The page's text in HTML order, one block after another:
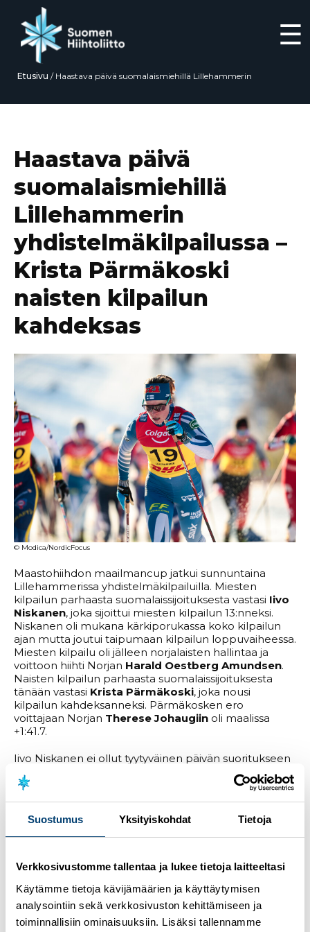
Suostumus Yksityiskohdat Tietoja
Verkkosivustomme tallentaa ja lukee tietoja laitteeltasi
Käytämme tietoja kävijämäärien ja käyttäytymisen
analysointiin sekä verkkosivuston kehittämiseen ja
toiminnallisiin ominaisuuksiin. Lisäksi tallennamme
☰
Etusivu / Haastava päivä suomalaismiehillä Lillehammerin
Haastava päivä
suomalaismiehillä
Lillehammerin
yhdistelmäkilpailussa –
Krista Pärmäkoski
naisten kilpailun
kahdeksas
© Modica/NordicFocus
Maastohiihdon maailmancup jatkui sunnuntaina
Lillehammerissa yhdistelmäkilpailuilla. Miesten
kilpailun parhaasta suomalaissijoituksesta vastasi Iivo
Niskanen, joka sijoittui miesten kilpailun 13:nneksi.
Niskanen oli mukana kärkiporukassa koko kilpailun
ajan mutta joutui taipumaan kilpailun loppuvaiheessa.
Miesten kilpailu oli jälleen norjalaisten hallintaa ja
voittoon hiihti Norjan Harald Oestberg Amundsen.
Naisten kilpailun parhaasta suomalaissijoituksesta
tänään vastasi Krista Pärmäkoski, joka nousi
kilpailun kahdeksanneksi. Pärmäkosken ero
voittajaan Norjan Therese Johaugiin oli maalissa
+1:41.7.
Iivo Niskanen ei ollut tyytyväinen päivän suoritukseen
ja haasteita oli esimerkiksi suksien kanssa.
– Haastava päivä oli tänään skiathlonissa. Ei missään
välillä tämmöistä. Yritetään ensi viikonloppuna
Davosissa parantaa ja olla takaisin pelissä mukana,
Niskasen ohella kahdenkymmenen parhaan
joukkoon ja oli lopputuloksissa 20:s.Remi Lindholm
oli kilpailun 36:s jaLauri Lepistö50:s.